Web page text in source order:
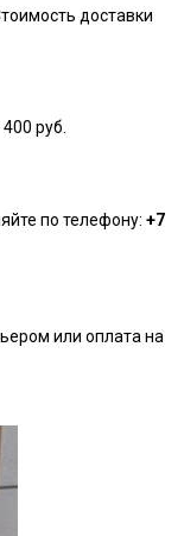
доставки
руб.
по телефону: +7
или оплата на